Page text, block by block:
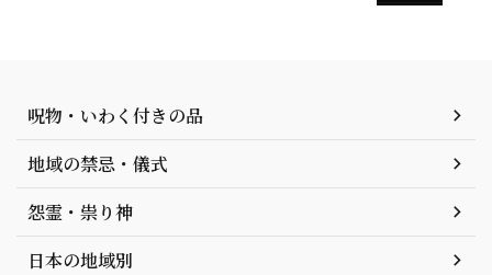
呪物・いわく付きの品
地域の禁忌・儀式
怨霊・祟り神
日本の地域別